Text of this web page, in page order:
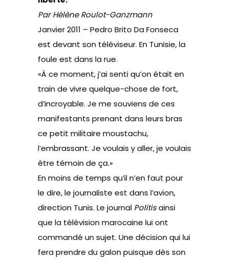
Par Hélène Roulot-Ganzmann
Janvier 2011 – Pedro Brito Da Fonseca
est devant son téléviseur. En Tunisie, la
foule est dans la rue.
«À ce moment, j’ai senti qu’on était en
train de vivre quelque-chose de fort,
d’incroyable. Je me souviens de ces
manifestants prenant dans leurs bras
ce petit militaire moustachu,
l’embrassant. Je voulais y aller, je voulais
être témoin de ça.»
En moins de temps qu’il n’en faut pour
le dire, le journaliste est dans l’avion,
direction Tunis. Le journal Politisainsi
que la télévision marocaine lui ont
commandé un sujet. Une décision qui lui
fera prendre du galon puisque dès son